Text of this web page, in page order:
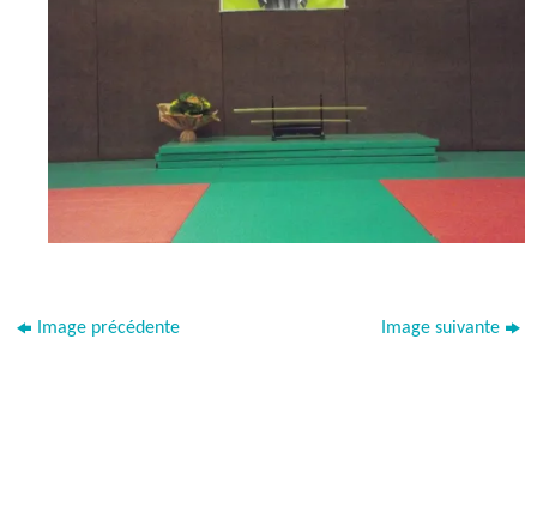
Image précédente Image suivante